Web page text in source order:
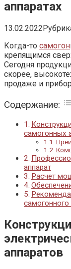
аппаратах
13.02.2022
Когда-то самогон
крепящимся
Сегодня
скорее,
продаже и
Содержание:
самогонных
аппарат
Расчет
самогонного
аппаратов